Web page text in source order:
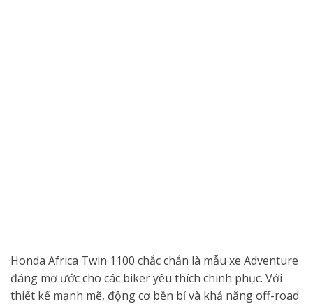
Honda Africa Twin 1100 chắc chắn là mẫu xe Adventure
đáng mơ ước cho các biker yêu thích chinh phục. Với
thiết kế mạnh mẽ, động cơ bền bỉ và khả năng off-road